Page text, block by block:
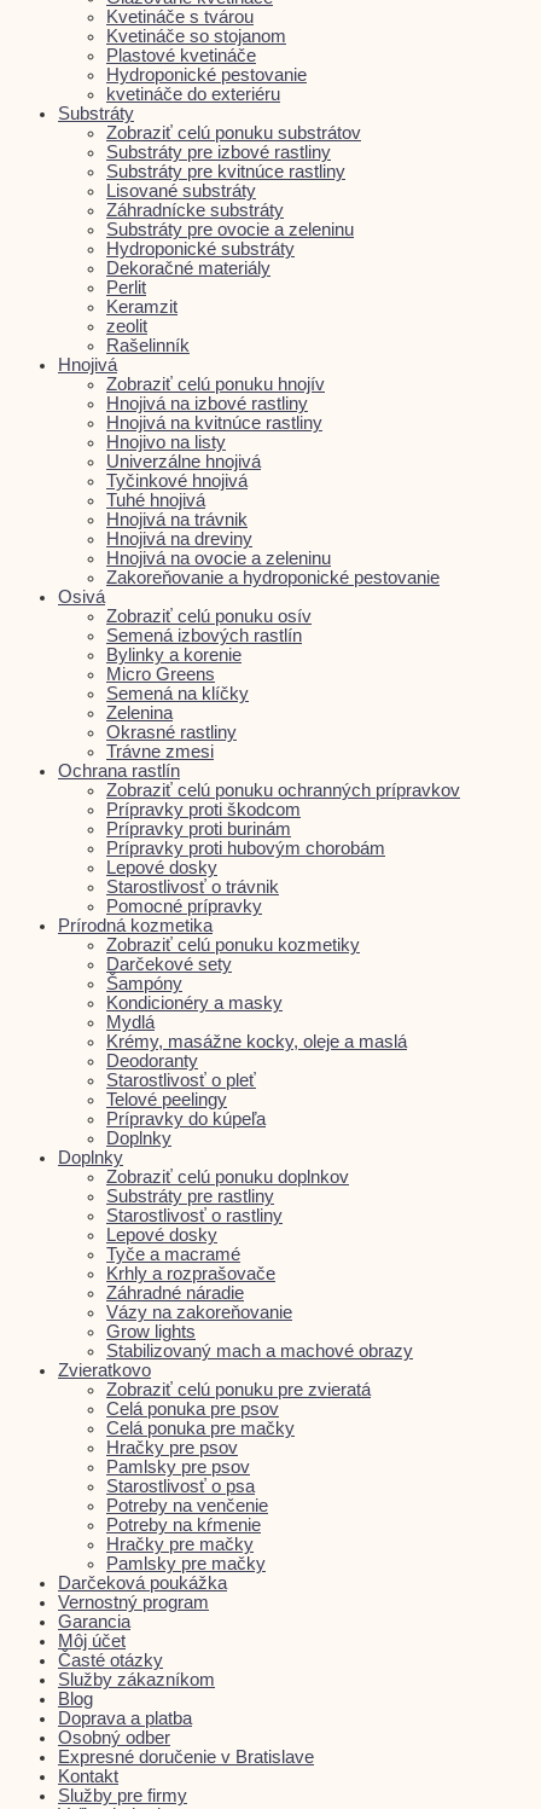
Kvetináče s tvárou
Kvetináče so stojanom
Plastové kvetináče
Hydroponické pestovanie
kvetináče do exteriéru
Substráty
Zobraziť celú ponuku substrátov
Substráty pre izbové rastliny
Substráty pre kvitnúce rastliny
Lisované substráty
Záhradnícke substráty
Substráty pre ovocie a zeleninu
Hydroponické substráty
Dekoračné materiály
Perlit
Keramzit
zeolit
Rašelinník
Hnojivá
Zobraziť celú ponuku hnojív
Hnojivá na izbové rastliny
Hnojivá na kvitnúce rastliny
Hnojivo na listy
Univerzálne hnojivá
Tyčinkové hnojivá
Tuhé hnojivá
Hnojivá na trávnik
Hnojivá na dreviny
Hnojivá na ovocie a zeleninu
Zakoreňovanie a hydroponické pestovanie
Osivá
Zobraziť celú ponuku osív
Semená izbových rastlín
Bylinky a korenie
Micro Greens
Semená na klíčky
Zelenina
Okrasné rastliny
Trávne zmesi
Ochrana rastlín
Zobraziť celú ponuku ochranných prípravkov
Prípravky proti škodcom
Prípravky proti burinám
Prípravky proti hubovým chorobám
Lepové dosky
Starostlivosť o trávnik
Pomocné prípravky
Prírodná kozmetika
Zobraziť celú ponuku kozmetiky
Darčekové sety
Šampóny
Kondicionéry a masky
Mydlá
Krémy, masážne kocky, oleje a maslá
Deodoranty
Starostlivosť o pleť
Telové peelingy
Prípravky do kúpeľa
Doplnky
Doplnky
Zobraziť celú ponuku doplnkov
Substráty pre rastliny
Starostlivosť o rastliny
Lepové dosky
Tyče a macramé
Krhly a rozprašovače
Záhradné náradie
Vázy na zakoreňovanie
Grow lights
Stabilizovaný mach a machové obrazy
Zvieratkovo
Zobraziť celú ponuku pre zvieratá
Celá ponuka pre psov
Celá ponuka pre mačky
Hračky pre psov
Pamlsky pre psov
Starostlivosť o psa
Potreby na venčenie
Potreby na kŕmenie
Hračky pre mačky
Pamlsky pre mačky
Darčeková poukážka
Vernostný program
Garancia
Môj účet
Časté otázky
Služby zákazníkom
Blog
Doprava a platba
Osobný odber
Expresné doručenie v Bratislave
Kontakt
Služby pre firmy